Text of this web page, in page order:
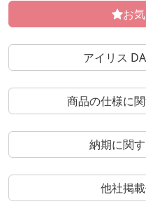
お
アイリス
商品の仕様に
納期に関
他社掲